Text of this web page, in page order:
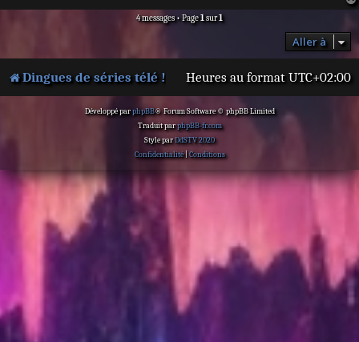
4 messages • Page1sur1
Aller à
Dingues de séries télé ! Heures au format UTC+02:00
Développé parphpBB® Forum Software © phpBB Limited
Traduit parphpBB-fr.com
Style parDdSTV 2020
Confidentialité|Conditions